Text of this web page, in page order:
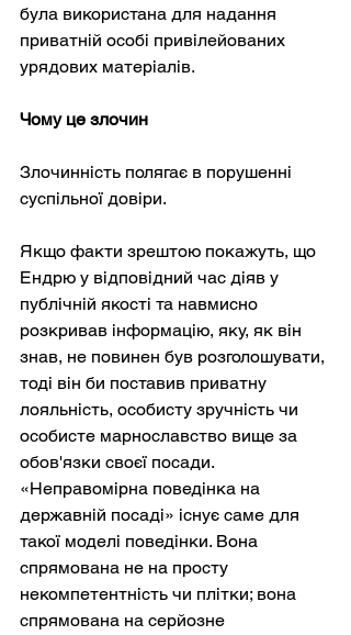
була використана для надання
приватній особі привілейованих
урядових матеріалів.
Чому це злочин
Злочинність полягає в порушенні
суспільної довіри.
Якщо факти зрештою покажуть, що
Ендрю у відповідний час діяв у
публічній якості та навмисно
розкривав інформацію, яку, як він
знав, не повинен був розголошувати,
тоді він би поставив приватну
лояльність, особисту зручність чи
особисте марнославство вище за
обов'язки своєї посади.
«Неправомірна поведінка на
державній посаді» існує саме для
такої моделі поведінки. Вона
спрямована не на просту
некомпетентність чи плітки; вона
спрямована на серйозне